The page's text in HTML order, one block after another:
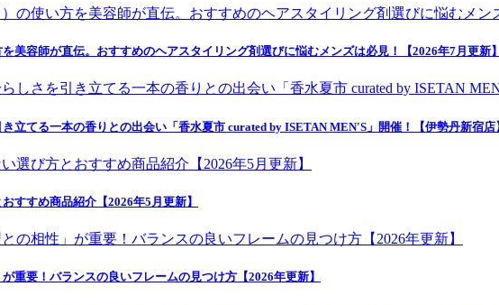
美容師が直伝。おすすめのヘアスタイリング剤選びに悩むメンズは必見！【2026年7月更新】
立てる一本の香りとの出会い「香水夏市 curated by ISETAN MEN'S」開催！【伊勢丹新宿店
すすめ商品紹介【2026年5月更新】
重要！バランスの良いフレームの見つけ方【2026年更新】